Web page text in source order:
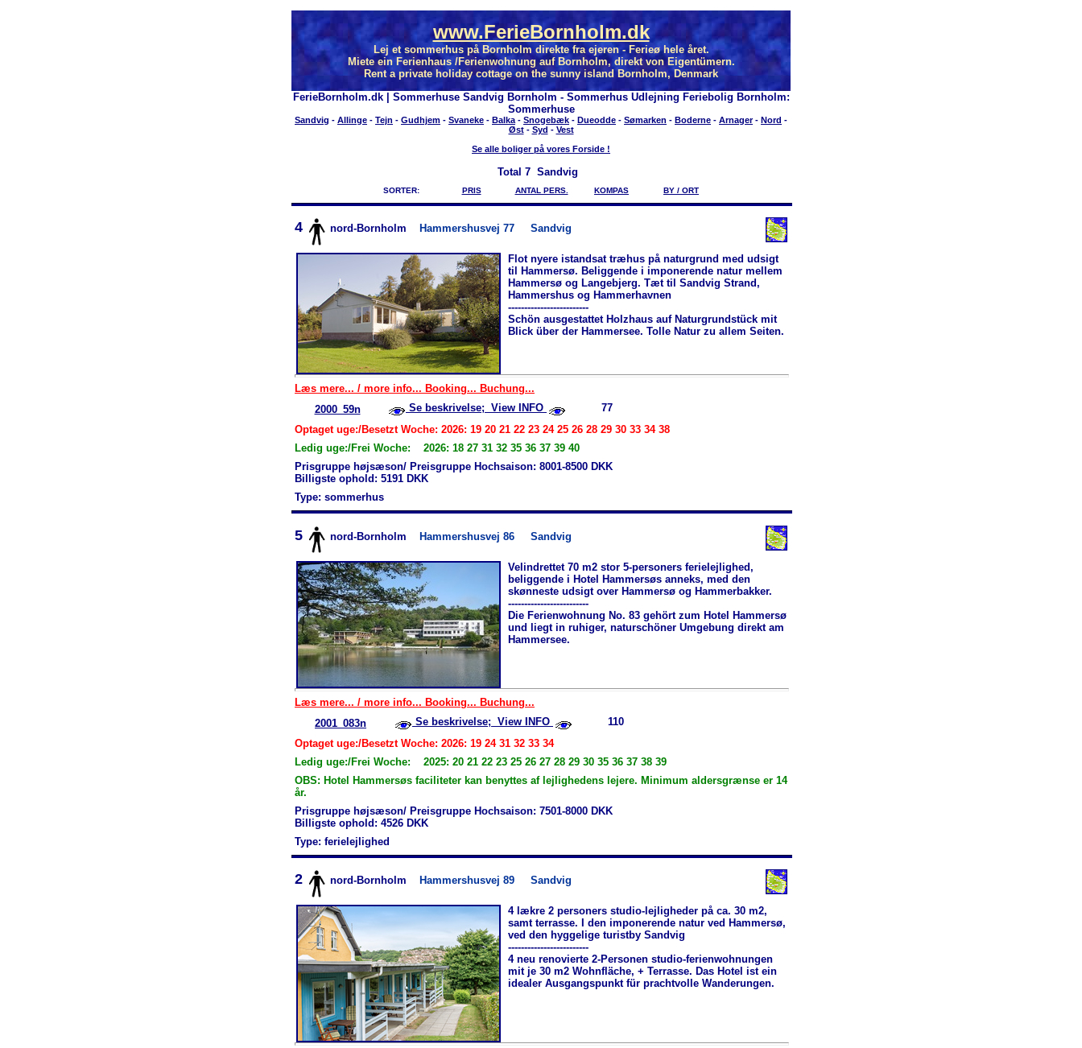
www.FerieBornholm.dk
Lej et sommerhus på Bornholm direkte fra ejeren - Ferieø hele året.
Miete ein Ferienhaus /Ferienwohnung auf Bornholm, direkt von Eigentümern.
Rent a private holiday cottage on the sunny island Bornholm, Denmark
FerieBornholm.dk | Sommerhuse Sandvig Bornholm - Sommerhus Udlejning Feriebolig Bornholm:
Sommerhuse
Sandvig - Allinge - Tejn - Gudhjem - Svaneke - Balka - Snogebæk - Dueodde - Sømarken - Boderne - Arnager- Nord -
Øst- Syd - Vest
Se alle boliger på vores Forside !
Total 7 Sandvig
SORTER: PRIS ANTAL PERS. KOMPAS BY / ORT
4 nord-Bornholm Hammershusvej 77 Sandvig
Flot nyere istandsat træhus på naturgrund med udsigt
til Hammersø. Beliggende i imponerende natur mellem
Hammersø og Langebjerg. Tæt til Sandvig Strand,
Hammershus og Hammerhavnen
-------------------------
Schön ausgestattet Holzhaus auf Natur­grundstück mit
Blick über der Hammersee. Tolle Natur zu allem Seiten.
Læs mere... / more info... Booking... Buchung...
2000_59n
Se beskrivelse; View INFO
77
Optaget uge:/Besetzt Woche: 2026: 19 20 21 22 23 24 25 26 28 29 30 33 34 38
Ledig uge:/Frei Woche: 2026: 18 27 31 32 35 36 37 39 40
Prisgruppe højsæson/ Preisgruppe Hochsaison: 8001-8500 DKK
Billigste ophold: 5191 DKK
Type: sommerhus
5 nord-Bornholm Hammershusvej 86 Sandvig
Velindrettet 70 m2 stor 5-personers ferielejlighed,
beliggende i Hotel Hammersøs anneks, med den
skønneste udsigt over Hammersø og Hammerbakker.
-------------------------
Die Ferienwohnung No. 83 gehört zum Hotel Hammersø
und liegt in ruhiger, naturschöner Umgebung direkt am
Hammersee.
Læs mere... / more info... Booking... Buchung...
2001_083n
Se beskrivelse; View INFO
110
Optaget uge:/Besetzt Woche: 2026: 19 24 31 32 33 34
Ledig uge:/Frei Woche: 2025: 20 21 22 23 25 26 27 28 29 30 35 36 37 38 39
OBS: Hotel Hammersøs faciliteter kan benyttes af lejlighedens lejere. Minimum aldersgrænse er 14
år.
Prisgruppe højsæson/ Preisgruppe Hochsaison: 7501-8000 DKK
Billigste ophold: 4526 DKK
Type: ferielejlighed
2 nord-Bornholm Hammershusvej 89 Sandvig
4 lækre 2 personers studio-lejligheder på ca. 30 m2,
samt terrasse. I den imponerende natur ved Hammersø,
ved den hyggelige turistby Sandvig
-------------------------
4 neu renovierte 2-Personen studio-ferienwohnungen
mit je 30 m2 Wohnfläche, + Terrasse. Das Hotel ist ein
idealer Ausgangspunkt für prachtvolle Wanderungen.